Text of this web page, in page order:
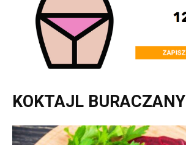
KOKTAJL BURACZANY